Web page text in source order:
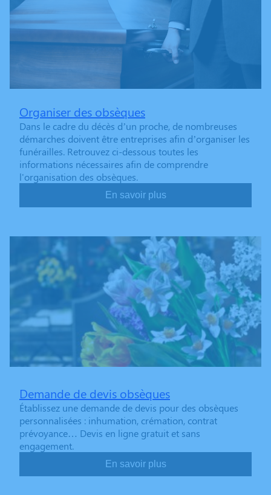
Organiser des obsèques
Dans le cadre du décès d’un proche, de nombreuses
démarches doivent être entreprises afin d’organiser les
funérailles. Retrouvez ci-dessous toutes les
informations nécessaires afin de comprendre
l'organisation des obsèques.
En savoir plus
Demande de devis obsèques
Établissez une demande de devis pour des obsèques
personnalisées : inhumation, crémation, contrat
prévoyance… Devis en ligne gratuit et sans
engagement.
En savoir plus